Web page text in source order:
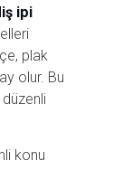
ipi
plak
olur. Bu
konu